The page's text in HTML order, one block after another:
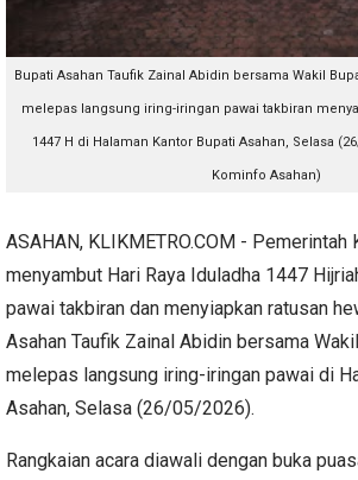
Bupati Asahan Taufik Zainal Abidin bersama Wakil
melepas langsung iring-iringan pawai takbiran
1447 H di Halaman Kantor Bupati Asahan, Selasa
Kominfo Asahan)
ASAHAN, KLIKMETRO.COM - Pemerintah
menyambut Hari Raya Iduladha 1447
pawai takbiran dan menyiapkan ratusan
Asahan Taufik Zainal Abidin bersama
melepas langsung iring-iringan pawai di
Asahan, Selasa (26/05/2026).
Rangkaian acara diawali dengan buka